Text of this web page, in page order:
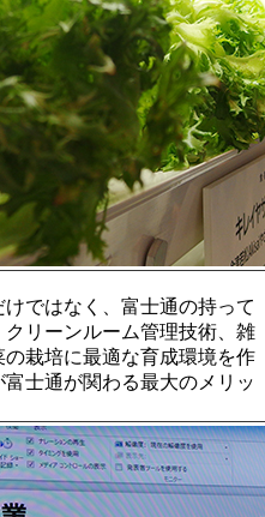
ではなく、富士通の持って
リーンルーム管理技術、雑
栽培に最適な育成環境を作
士通が関わる最大のメリッ